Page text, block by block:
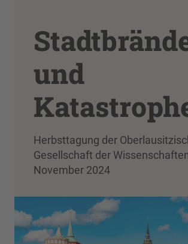
und
Herbsttagung der
Gesellschaft der
November 2024